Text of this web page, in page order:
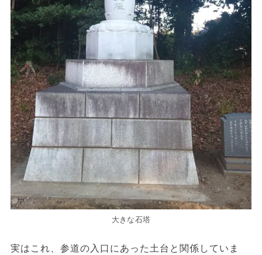
大きな石塔
実はこれ、参道の入口にあった土台と関係していま